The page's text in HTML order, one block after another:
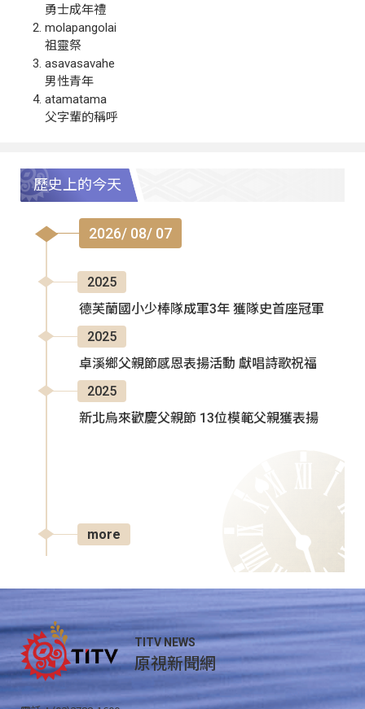
勇士成年禮
molapangolai
祖靈祭
asavasavahe
男性青年
atamatama
父字輩的稱呼
歷史上的今天
2026/ 08/ 07
2025
德芙蘭國小少棒隊成軍3年 獲隊史首座冠軍
2025
卓溪鄉父親節感恩表揚活動 獻唱詩歌祝福
2025
新北烏來歡慶父親節 13位模範父親獲表揚
more
TITV NEWS
原視新聞網